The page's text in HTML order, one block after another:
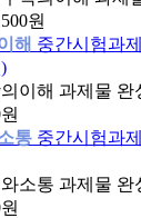
원
해 중간시험과
이해 과제물 완
통 중간시험과
소통 과제물 완